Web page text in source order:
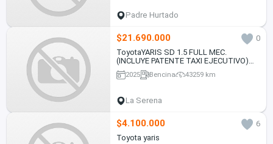
Padre Hurtado
$21.690.000
0
ToyotaYARIS SD 1.5 FULL MEC.
(INCLUYE PATENTE TAXI EJECUTIVO)
1.5 • 4x2 • Mecánica • 2025
2025 Bencina 43259 km
La Serena
$4.100.000
6
Toyota yaris